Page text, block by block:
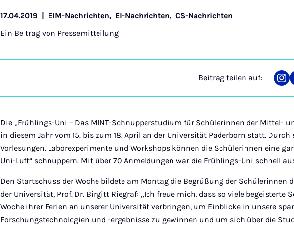
17.04.2019 | EIM-Nachrichten, EI-Nachrichten,CS-Nachrichten
Ein Beitrag von Pressemitteilung
Beitrag teilen auf:
auf
Die „Frühlings-Uni – Das MINT-Schnupperstudium für Schülerinnen der Mittel-
in diesem Jahr vom 15. bis zum 18. April an der Universität Paderborn statt. Durch
Vorlesungen, Laborexperimente und Workshops können die Schülerinnen eine
Uni-Luft“ schnuppern. Mit über 70 Anmeldungen war die Frühlings-Uni schnell
Den Startschuss der Woche bildete am Montag die Begrüßung der Schülerinnen
der Universität, Prof. Dr. Birgitt Riegraf: „Ich freue mich, dass so viele begeisterte
Woche ihrer Ferien an unserer Universität verbringen, um Einblicke in unsere
Forschungstechnologien und -ergebnisse zu gewinnen und um sich über die